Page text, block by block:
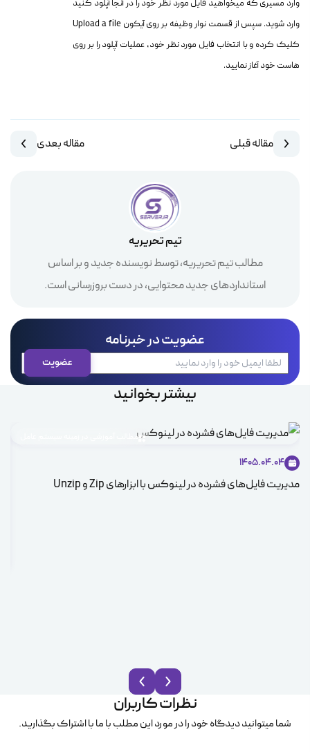
وارد مسیری که میخواهید فایل مورد نظر خود را در آنجا آپلود کنید
وارد شوید. سپس از قسمت نوار وظیفه بر روی آیکون Upload a file
کلیک کرده و با انتخاب فایل مورد نظر خود، عملیات آپلود را بر روی
هاست خود آغاز نمایید.
مقاله قبلی مقاله بعدی
تیم تحریریه
مطالب تیم تحریریه، توسط نویسنده جدید و بر اساس
استانداردهای جدید محتوایی، در دست بروزرسانی است.
عضویت در خبرنامه
بیشتر بخوانید
مطالب آموزشی در زمینه سیستم عامل
1405.04.04
مدیریت فایل‌های فشرده در لینوکس با ابزارهای Zip و Unzip
نظرات کاربران
شما میتوانید دیدگاه خود را در مورد این مطلب با ما با اشتراک بگذارید.